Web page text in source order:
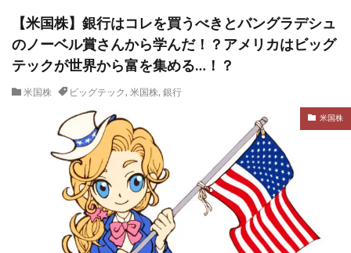
【米国株】銀行はコレを買うべきとバングラデシュ
のノーベル賞さんから学んだ！？アメリカはビッグ
テックが世界から富を集める…！？
米国株 ビッグテック , 米国株, 銀行
米国株